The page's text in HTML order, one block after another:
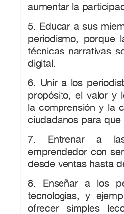
aumentar la
5. Educar a sus
periodismo, porque
técnicas narrativas
digital.
6. Unir a los
propósito, el valor y
la comprensión y la
ciudadanos para
7. Entrenar a
emprendedor con
desde ventas hasta
8. Enseñar a los
tecnologías, y
ofrecer simples